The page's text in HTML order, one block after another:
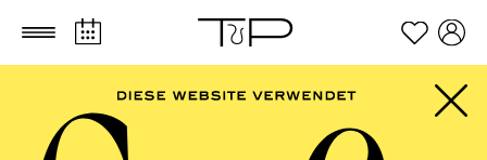
Zum Hauptinhalt springen Zum Footer springen